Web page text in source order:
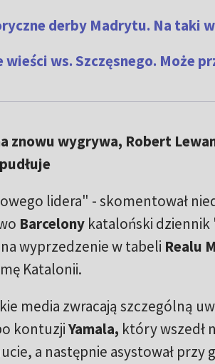
derby Madrytu. Na taki
wieści ws. Szczęsnego. Może
znowu wygrywa, Robert
lidera" - skomentował
Barcelonykataloński
wyprzedzenie w tabeli Realu
Katalonii.
media zwracają szczególną
kontuzjiYamala, który wszedł
a następnie asystował przy